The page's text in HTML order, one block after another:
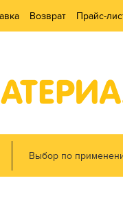
Возврат Прайс-
Выбор по